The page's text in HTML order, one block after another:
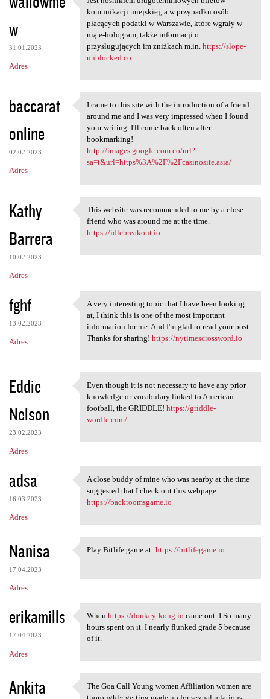
w
31.01.2023
Adres
Jest nośnikiem
komunikacji miejskiej, a w przypadku osób
płacących podatki w Warszawie, które wgrały w
nią e-hologram, także informacji o
przysługujących im zniżkach m.in. https://slope-
unblocked.co
baccarat
online
02.02.2023
Adres
I came to this site with the
I came to this site with the introduction of a friend
around me and I was very impressed when I found
your writing. I'll come back often after
bookmarking!
http://images.google.com.co/url?
sa=t&url=https%3A%2F%2Fcasinosite.asia/
Kathy
Barrera
10.02.2023
Adres
This website was recommended
This website was recommended to me by a close
friend who was around me at the time.
https://idlebreakout.io
fghf
13.02.2023
Adres
A very interesting topic that
A very interesting topic that I have been looking
at, I think this is one of the most important
information for me. And I'm glad to read your post.
Thanks for sharing! https://nytimescrossword.io
Eddie
Nelson
23.02.2023
Adres
Even though it is not
Even though it is not necessary to have any prior
knowledge or vocabulary linked to American
football, the GRIDDLE! https://griddle-
wordle.com/
adsa
16.03.2023
Adres
A close buddy of mine who was
A close buddy of mine who was nearby at the time
suggested that I check out this webpage.
https://backroomsgame.io
Nanisa
17.04.2023
Adres
Play Bitlife game at: https:/
Play Bitlife game at: https://bitlifegame.io
erikamills
17.04.2023
Adres
When https://donkey-kong.io
When https://donkey-kong.io came out. I So many
hours spent on it. I nearly flunked grade 5 because
of it.
Ankita
The Goa Call Young women
The Goa Call Young women Affiliation women are